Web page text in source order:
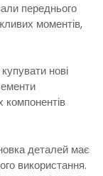
переднього
моментів,
нові
компонентів
деталей має
використання.